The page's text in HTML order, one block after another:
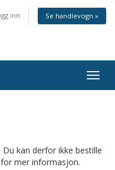
inn Se handlevogn »
kan derfor ikke bestille
mer informasjon.